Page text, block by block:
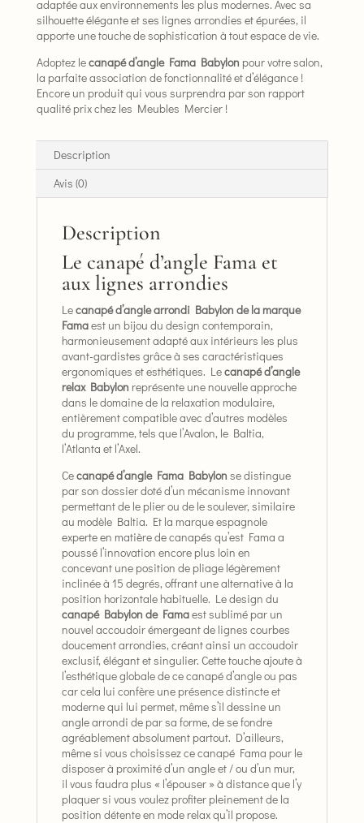
adaptée aux environnements les plus modernes. Avec sa
silhouette élégante et ses lignes arrondies et épurées, il
apporte une touche de sophistication à tout espace de vie.
Adoptez lecanapé d’angle Fama Babylon pour votre salon,
la parfaite association de fonctionnalité et d’élégance !
Encore un produit qui vous surprendra par son rapport
qualité prix chez les Meubles Mercier !
Description
Avis (0)
Description
Le canapé d’angle Fama et
aux lignes arrondies
Lecanapé d’angle arrondi Babylon de la marque
Famaest un bijou du design contemporain,
harmonieusement adapté aux intérieurs les plus
avant-gardistes grâce à ses caractéristiques
ergonomiques et esthétiques. Lecanapé d’angle
relax Babylon représente une nouvelle approche
dans le domaine de la relaxation modulaire,
entièrement compatible avec d’autres modèles
du programme, tels que l’Avalon, le Baltia,
l’Atlanta et l’Axel.
Cecanapé d’angle Fama Babylon se distingue
par son dossier doté d’un mécanisme innovant
permettant de le plier ou de le soulever, similaire
au modèle Baltia. Et la marque espagnole
experte en matière de canapés qu’est Fama a
poussé l’innovation encore plus loin en
concevant une position de pliage légèrement
inclinée à 15 degrés, offrant une alternative à la
position horizontale habituelle. Le design du
canapé Babylon de Famaest sublimé par un
nouvel accoudoir émergeant de lignes courbes
doucement arrondies, créant ainsi un accoudoir
exclusif, élégant et singulier. Cette touche ajoute à
l’esthétique globale de ce canapé d’angle ou pas
car cela lui confère une présence distincte et
moderne qui lui permet, même s’il dessine un
angle arrondi de par sa forme, de se fondre
agréablement absolument partout. D’ailleurs,
même si vous choisissez ce canapé Fama pour le
disposer à proximité d’un angle et / ou d’un mur,
il vous faudra plus « l’épouser » à distance que l’y
plaquer si vous voulez profiter pleinement de la
position détente en mode relax qu’il propose.